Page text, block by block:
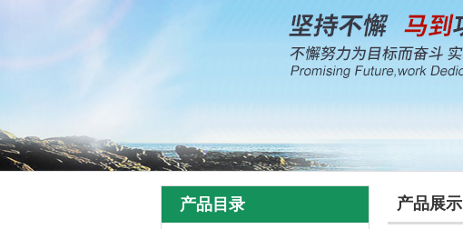
产品目录 产品展示